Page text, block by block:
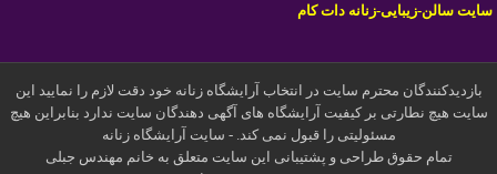
سایت سالن-زیبایی-زنانه دات کام
بازدیدکنندگان محترم سایت در انتخاب آرایشگاه زنانه خود دقت لازم را نمایید این
سایت هیچ نطارتی بر کیفیت آرایشگاه های آگهی دهندگان سایت ندارد بنابراین هیچ
مسئولیتی را قبول نمی کند. - سایت آرایشگاه زنانه
تمام حقوق طراحی و پشتیبانی این سایت متعلق به خانم مهندس جبلی